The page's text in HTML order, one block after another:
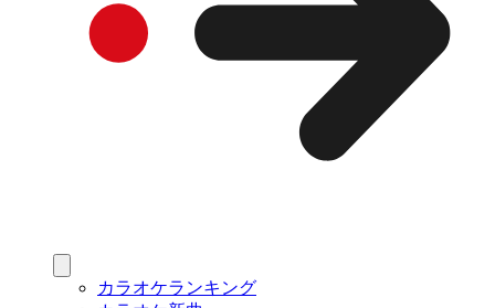
カラオケランキング